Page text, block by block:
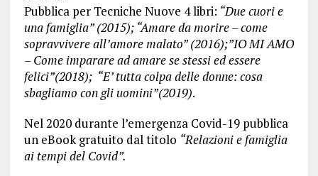
Pubblica per Tecniche Nuove 4 libri: “Due cuori e
una famiglia” (2015); “Amare da morire – come
sopravvivere all’amore malato” (2016);”IO MI AMO
– Come imparare ad amare se stessi ed essere
felici”(2018); “E’ tutta colpa delle donne: cosa
sbagliamo con gli uomini”(2019).
​Nel 2020 durante l’emergenza Covid-19 pubblica
un eBook gratuito dal titolo “Relazioni e famiglia
ai tempi del Covid”.